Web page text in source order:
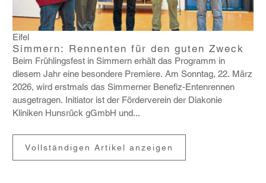
Eifel
Simmern: Rennenten für den guten Zweck
Beim Früh­lings­fest in Simmern erhält das Programm in
diesem Jahr eine beson­dere Premiere. Am Sonntag, 22. März
2026, wird erst­mals das Simmerner Benefiz-Enten­rennen
ausge­tragen. Initiator ist der Förder­verein der Diakonie
Kliniken Huns­rück gGmbH und...
Vollständigen Artikel anzeigen